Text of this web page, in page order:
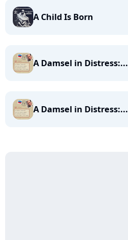
A Child Is Born
A Damsel in Distress:...
A Damsel in Distress:...